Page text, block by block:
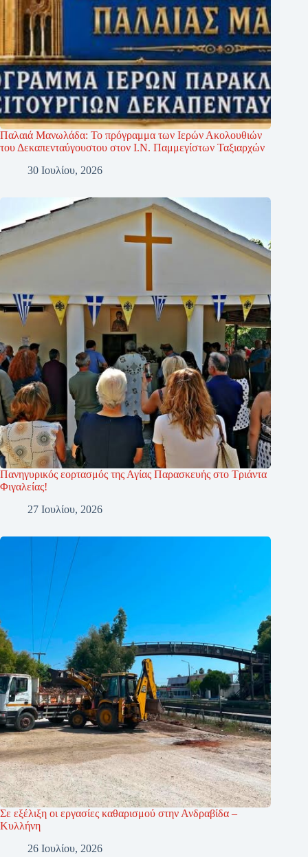
Παλαιά Μανωλάδα: Το πρόγραμμα των Ιερών Ακολουθιών
του Δεκαπενταύγουστου στον Ι.Ν. Παμμεγίστων Ταξιαρχών
30 Ιουλίου, 2026
Πανηγυρικός εορτασμός της Αγίας Παρασκευής στο Τριάντα
Φιγαλείας!
27 Ιουλίου, 2026
Σε εξέλιξη οι εργασίες καθαρισμού στην Ανδραβίδα –
Κυλλήνη
26 Ιουλίου, 2026